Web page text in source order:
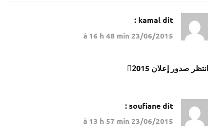
kamaldit :
23/06/2015 à 16 h 48 min
انتظر صدور إعلان 2ّ015
soufianedit :
23/06/2015 à 13 h 57 min